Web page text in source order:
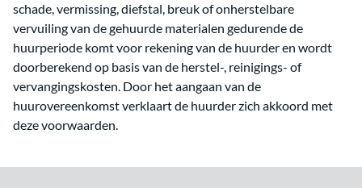
schade, vermissing, diefstal, breuk of onherstelbare
vervuiling van de gehuurde materialen gedurende de
huurperiode komt voor rekening van de huurder en wordt
doorberekend op basis van de herstel-, reinigings- of
vervangingskosten. Door het aangaan van de
huurovereenkomst verklaart de huurder zich akkoord met
deze voorwaarden.